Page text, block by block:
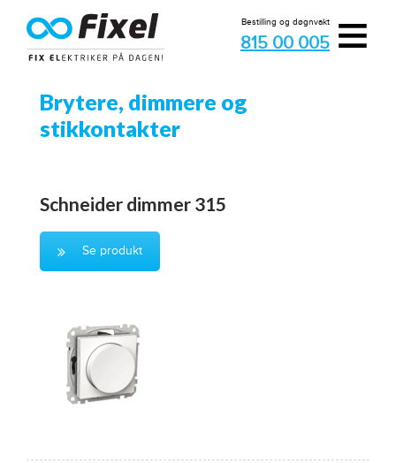
≡
Bestilling og døgnvakt
815 00 005
Brytere, dimmere og
stikkontakter
Schneider dimmer 315
Se produkt